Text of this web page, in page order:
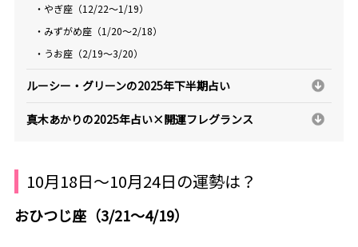
・やぎ座（12/22～1/19）
・みずがめ座（1/20～2/18）
・うお座（2/19～3/20）
ルーシー・グリーンの2025年下半期占い
真木あかりの2025年占い×開運フレグランス
10月18日～10月24日の運勢は？
おひつじ座（3/21～4/19）